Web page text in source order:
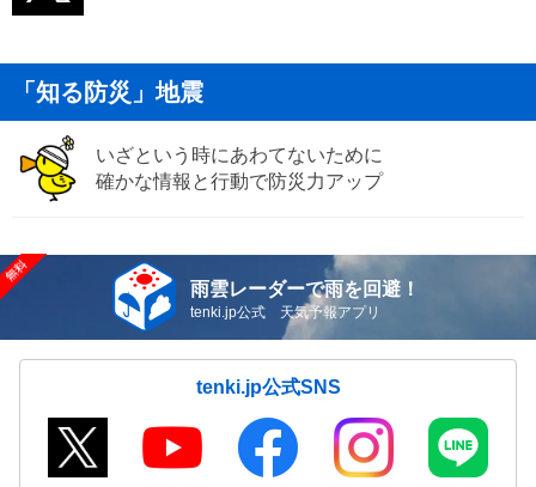
「知る防災」地震
いざという時にあわてないために
確かな情報と行動で防災力アップ
雨雲レーダーで雨を回避！
tenki.jp公式 天気予報アプリ
tenki.jp公式SNS